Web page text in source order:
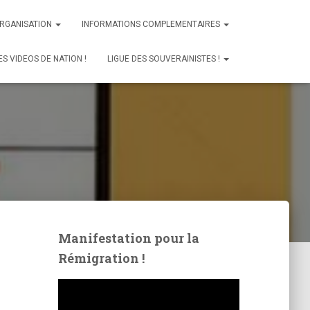
INFORMATIONS COMPLEMENTAIRES
VIDEOS DE NATION ! LIGUE DES SOUVERAINISTES !
Manifestation pour la
Rémigration !